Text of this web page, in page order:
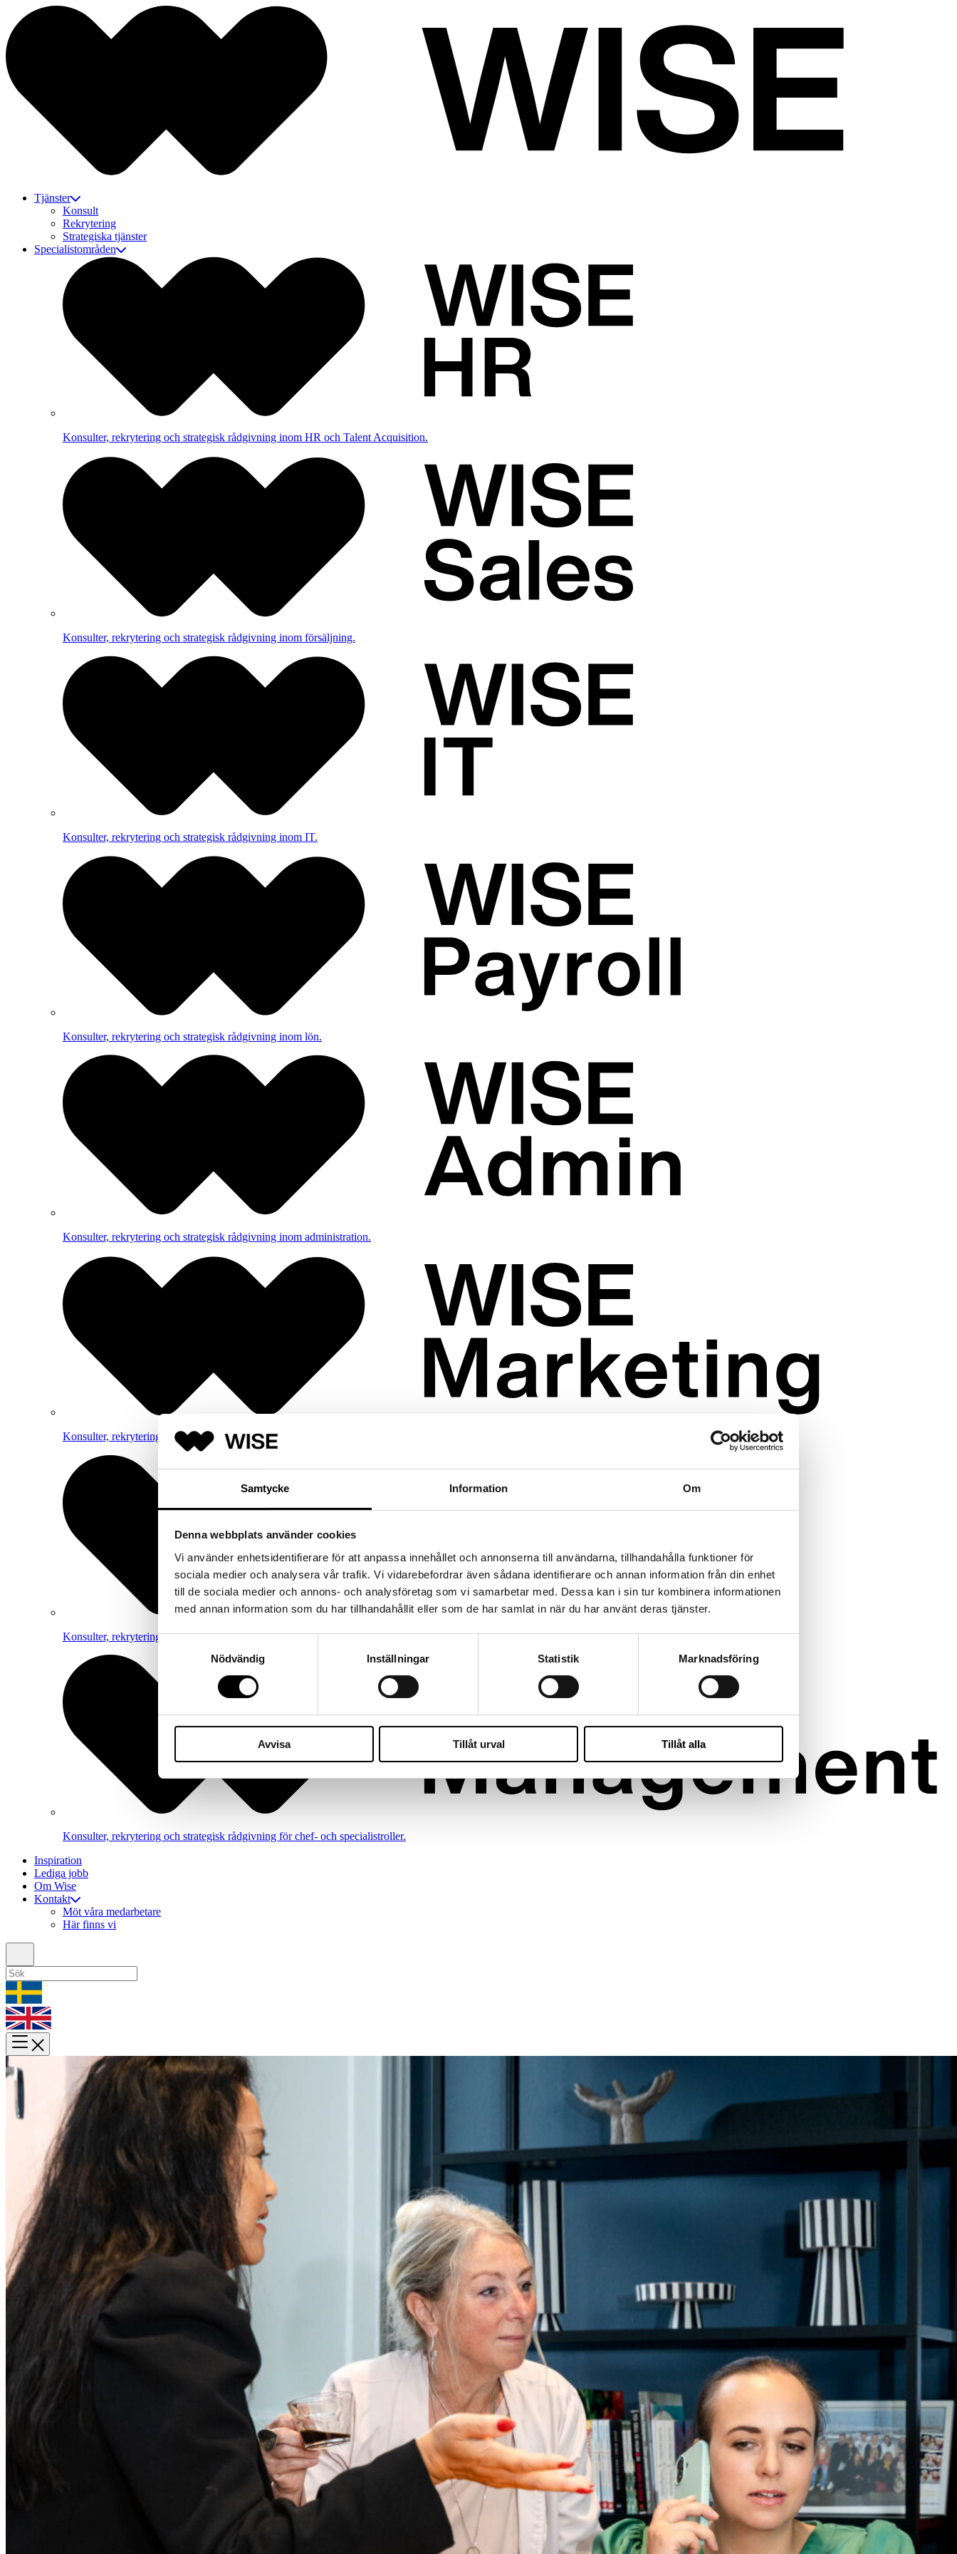
Samtycke Information Om
Denna webbplats använder cookies
Vi använder enhetsidentifierare för att anpassa innehållet och annonserna till användarna, tillhandahålla funktioner för
sociala medier och analysera vår trafik. Vi vidarebefordrar även sådana identifierare och annan information från din enhet
till de sociala medier och annons- och analysföretag som vi samarbetar med. Dessa kan i sin tur kombinera informationen
med annan information som du har tillhandahållit eller som de har samlat in när du har använt deras tjänster.
Samtyckesval
Nödvändig
Inställningar Statistik Marknadsföring
Avvisa Tillåt urval Tillåt alla
Tjänster
Konsult
Rekrytering
Strategiska tjänster
Specialistområden
Konsulter, rekrytering och strategisk rådgivning inom HR och Talent Acquisition.
Konsulter, rekrytering och strategisk rådgivning inom försäljning.
Konsulter, rekrytering och strategisk rådgivning inom IT.
Konsulter, rekrytering och strategisk rådgivning inom lön.
Konsulter, rekrytering och strategisk rådgivning inom administration.
Konsulter, rekrytering och strategisk rådgivning inom marknadsföring och kommunkation.
Konsulter, rekrytering och strategisk rådgivning inom ekonomi.
Konsulter, rekrytering och strategisk rådgivning för chef- och specialistroller.
Inspiration
Lediga jobb
Om Wise
Kontakt
Möt våra medarbetare
Här finns vi